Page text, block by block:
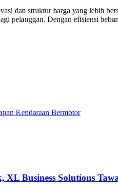
dan struktur harga yang lebih
pelanggan. Dengan efisiensi
Kendaraan Bermotor
XL Business Solutions